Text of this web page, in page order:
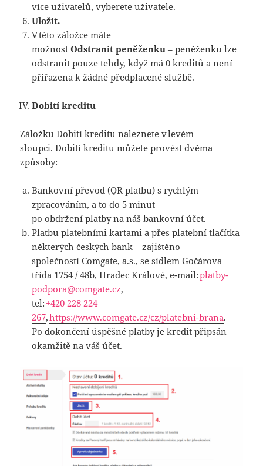
více uživatelů, vyberete uživatele.
Uložit.
V této záložce máte
možnostOdstranit peněženku– peněženku lze
odstranit pouze tehdy, když má 0 kreditů a není
přiřazena k žádné předplacené službě.
Dobití kreditu
Záložku Dobití kreditu naleznete v levém
sloupci. Dobití kreditu můžete provést dvěma
způsoby:
Bankovní převod (QR platbu) s rychlým
zpracováním, a to do 5 minut
po obdržení platby na náš bankovní účet.
Platbu platebními kartami a přes platební tlačítka
některých českých bank – zajištěno
společností Comgate, a.s., se sídlem Gočárova
třída 1754 / 48b, Hradec Králové, e-mail:platby-
podpora@comgate.cz,
tel: +420 228 224
267,https://www.comgate.cz/cz/platebni-brana.
Po dokončení úspěšné platby je kredit připsán
okamžitě na váš účet.